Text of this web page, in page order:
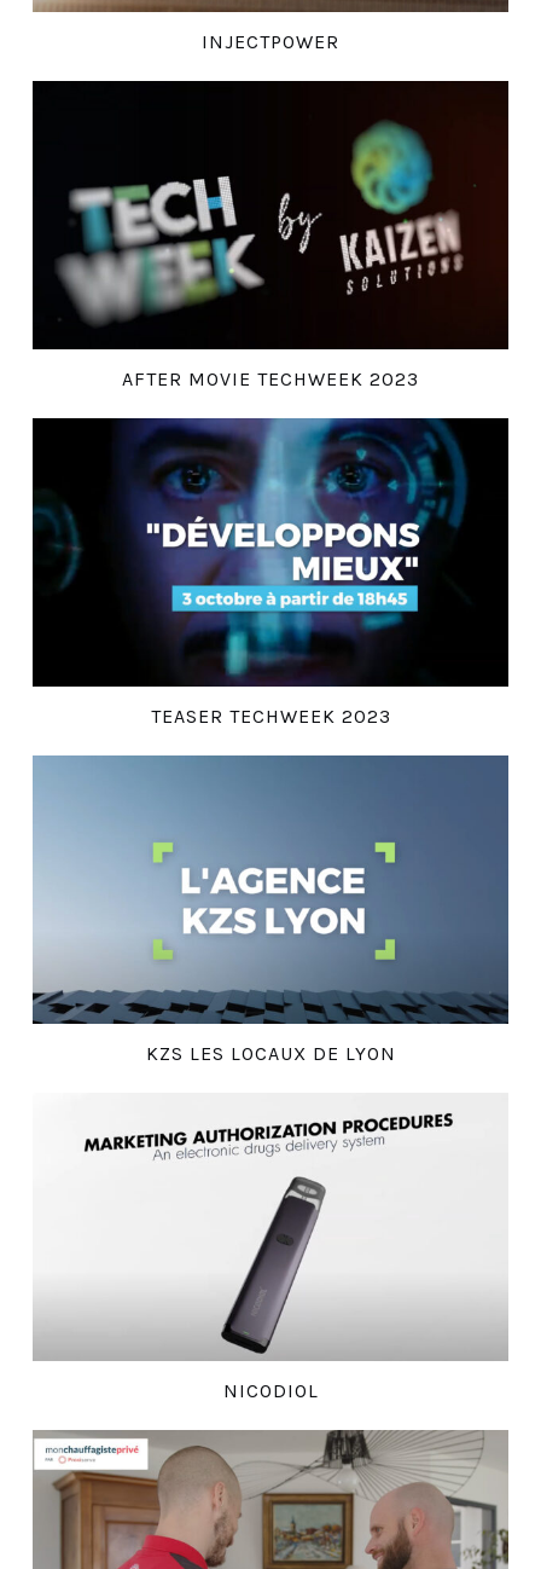
INJECTPOWER
AFTER MOVIE TECHWEEK 2023
TEASER TECHWEEK 2023
KZS LES LOCAUX DE LYON
NICODIOL